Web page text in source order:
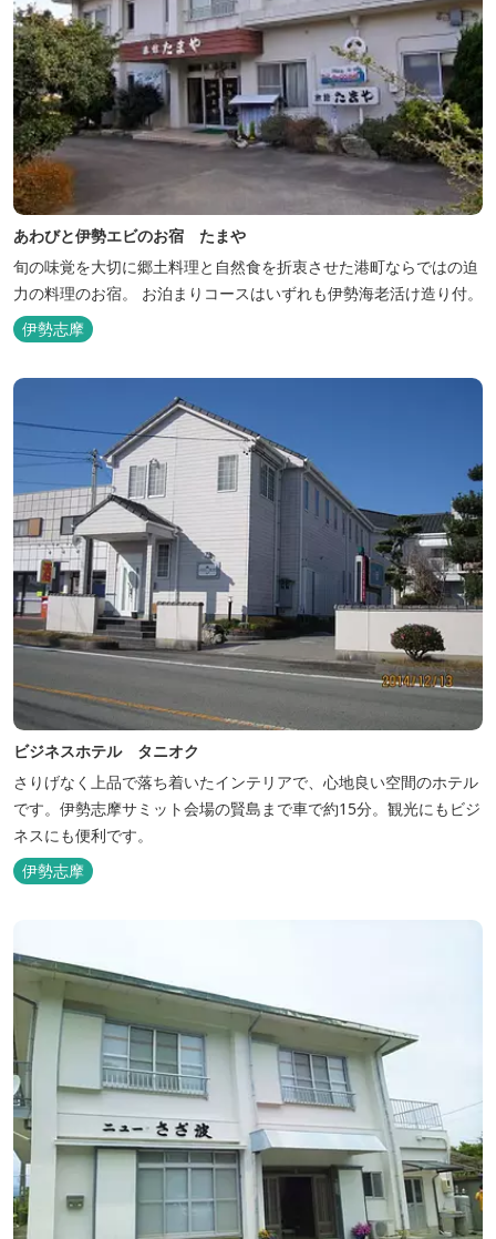
あわびと伊勢エビのお宿 たまや
旬の味覚を大切に郷土料理と自然食を折衷させた港町ならではの迫
力の料理のお宿。 お泊まりコースはいずれも伊勢海老活け造り付。
伊勢志摩
ビジネスホテル タニオク
さりげなく上品で落ち着いたインテリアで、心地良い空間のホテル
です。伊勢志摩サミット会場の賢島まで車で約15分。観光にもビジ
ネスにも便利です。
伊勢志摩